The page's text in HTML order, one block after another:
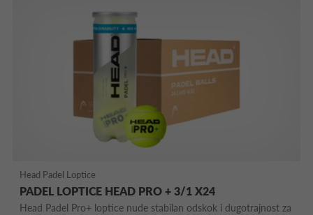
Head Padel Loptice
PADEL LOPTICE HEAD PRO + 3/1 X24
Head Padel Pro+ loptice nude stabilan odskok i dugotrajnost za